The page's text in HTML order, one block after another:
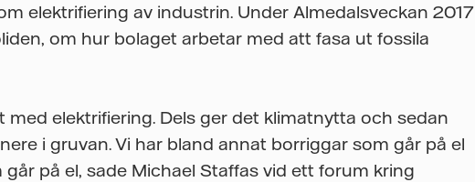
elektrifiering av industrin. Under Almedalsveckan 2017
om hur bolaget arbetar med att fasa ut fossila
elektrifiering. Dels ger det klimatnytta och sedan
i gruvan. Vi har bland annat borriggar som går på el
på el, sade Michael Staffas vid ett forum kring